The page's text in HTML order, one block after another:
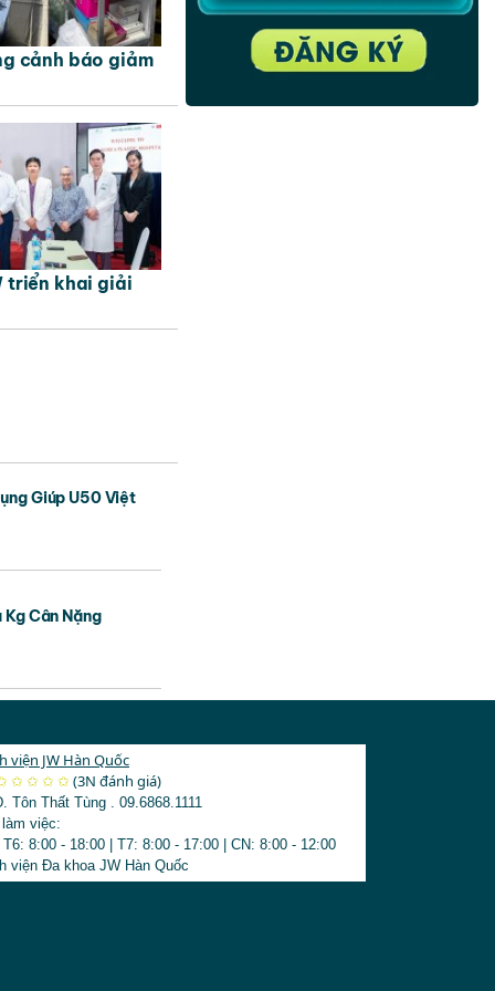
cảnh báo giảm
triển khai giải
Giúp U50 Việt
Cân Nặng
viện JW Hàn Quốc
✩✩✩✩(3N đánh giá)3123
Tôn Thất Tùng . 09.6868.1111
việc:
T6: 8:00 - 18:00
T7: 8:00 - 17:00
CN: 8:00 - 12:00
viện Đa khoa JW Hàn Quốc